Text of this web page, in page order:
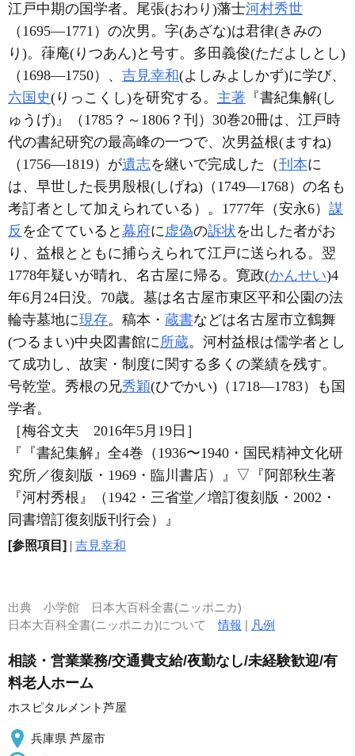
江戸中期の国学者。尾張(おわり)藩士河村秀世
（1695―1771）の次男。字(あざな)は君律(きみの
り)。葎庵(りつあん)と号す。多田義俊(ただよしとし)
（1698―1750）、 吉見幸和(よしみよしかず)に学び、
六国史(りっこくし)を研究する。 主著 『書紀集解(し
ゅうげ)』（1785？～1806？刊）30巻20冊は、江戸時
代の書紀研究の最高峰の一つで、次男益根(ますね)
（1756―1819）が遺志を継いで完成した（刊本に
は、早世した長男殷根(しげね)（1749―1768）の名も
考訂者として加えられている）。1777年（安永6） 謀
反 を企てていると 幕府に虚偽の訴状を出した者がお
り、益根とともに捕らえられて江戸に送られる。翌
1778年疑いが晴れ、名古屋に帰る。寛政(かんせい)4
年6月24日没。70歳。墓は名古屋市東区平和公園の法
輪寺墓地に現存。稿本・ 蔵書などは名古屋市立鶴舞
(つるまい)中央図書館に所蔵。河村益根は儒学者とし
て成功し、故実・制度に関する多くの業績を残す。
号乾堂。秀根の兄秀穎(ひでかい)（1718―1783）も国
学者。
［梅谷文夫 2016年5月19日］
『『書紀集解』全4巻（1936〜1940・国民精神文化研
究所／復刻版・1969・臨川書店）』 ▽ 『阿部秋生著
『河村秀根』（1942・三省堂／増訂復刻版・2002・
同書増訂復刻版刊行会）』
[参照項目] | 吉見幸和
出典 小学館 日本大百科全書(ニッポニカ)
日本大百科全書(ニッポニカ)について情報 | 凡例
相談・営業業務/交通費支給/夜勤なし/未経験歓迎/有
料老人ホーム
ホスピタルメント芦屋
兵庫県 芦屋市